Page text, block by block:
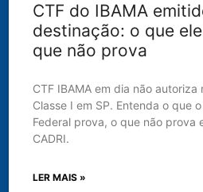
CTF do IBAMA
destinação: o que
que não prova
CTF IBAMA em dia não autoriza
Classe I em SP. Entenda o que
Federal prova, o que não prova
CADRI.
LER MAIS »